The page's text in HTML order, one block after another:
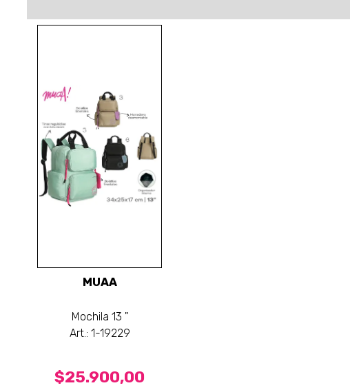
MUAA
Mochila 13 "
Art.: 1-19229
$25.900,00